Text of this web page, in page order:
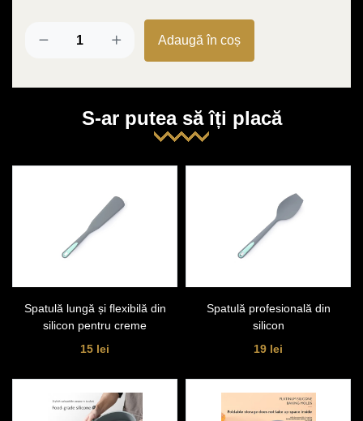
Adaugă în coș
S-ar putea să îți placă
Spatulă lungă și flexibilă din
silicon pentru creme
15 lei
Spatulă profesională din
silicon
19 lei